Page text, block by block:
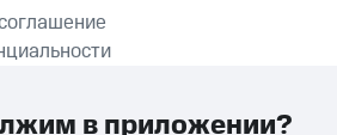
ПРИЛОЖЕНИЕ